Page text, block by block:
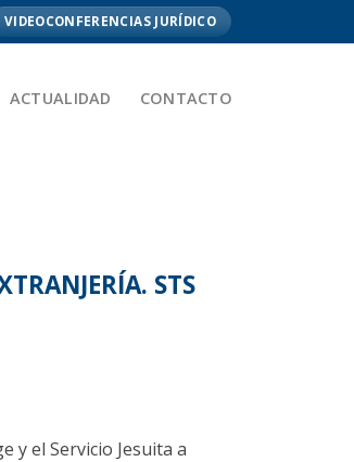
VIDEOCONFERENCIAS JURÍDICO
ACTUALIDAD CONTACTO
STS
y el Servicio Jesuita a